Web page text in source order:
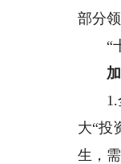
部分
“十
1.全
大“投
生，